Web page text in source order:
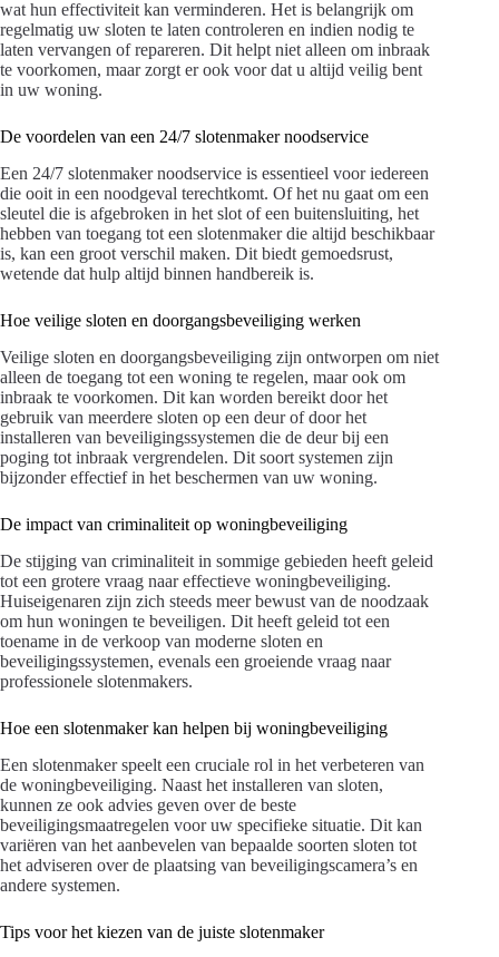
wat hun effectiviteit kan verminderen. Het is belangrijk om
regelmatig uw sloten te laten controleren en indien nodig te
laten vervangen of repareren. Dit helpt niet alleen om inbraak
te voorkomen, maar zorgt er ook voor dat u altijd veilig bent
in uw woning.
De voordelen van een 24/7 slotenmaker noodservice
Een 24/7 slotenmaker noodservice is essentieel voor iedereen
die ooit in een noodgeval terechtkomt. Of het nu gaat om een
sleutel die is afgebroken in het slot of een buitensluiting, het
hebben van toegang tot een slotenmaker die altijd beschikbaar
is, kan een groot verschil maken. Dit biedt gemoedsrust,
wetende dat hulp altijd binnen handbereik is.
Hoe veilige sloten en doorgangsbeveiliging werken
Veilige sloten en doorgangsbeveiliging zijn ontworpen om niet
alleen de toegang tot een woning te regelen, maar ook om
inbraak te voorkomen. Dit kan worden bereikt door het
gebruik van meerdere sloten op een deur of door het
installeren van beveiligingssystemen die de deur bij een
poging tot inbraak vergrendelen. Dit soort systemen zijn
bijzonder effectief in het beschermen van uw woning.
De impact van criminaliteit op woningbeveiliging
De stijging van criminaliteit in sommige gebieden heeft geleid
tot een grotere vraag naar effectieve woningbeveiliging.
Huiseigenaren zijn zich steeds meer bewust van de noodzaak
om hun woningen te beveiligen. Dit heeft geleid tot een
toename in de verkoop van moderne sloten en
beveiligingssystemen, evenals een groeiende vraag naar
professionele slotenmakers.
Hoe een slotenmaker kan helpen bij woningbeveiliging
Een slotenmaker speelt een cruciale rol in het verbeteren van
de woningbeveiliging. Naast het installeren van sloten,
kunnen ze ook advies geven over de beste
beveiligingsmaatregelen voor uw specifieke situatie. Dit kan
variëren van het aanbevelen van bepaalde soorten sloten tot
het adviseren over de plaatsing van beveiligingscamera’s en
andere systemen.
Tips voor het kiezen van de juiste slotenmaker